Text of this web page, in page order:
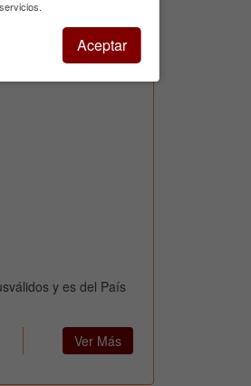
baño en el primero y
así como comedor
los clientes. ...seguir
y es del País
Ver Más
Aceptar